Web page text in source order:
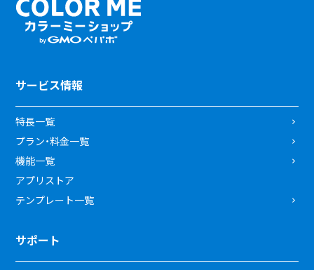
サービス情報
特長一覧
プラン・料金一覧
機能一覧
アプリストア
テンプレート一覧
サポート